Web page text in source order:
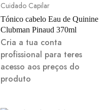
Cuidado Capilar
Tónico cabelo Eau de Quinine
Clubman Pinaud 370ml
Cria a tua conta
profissional para teres
acesso aos preços do
produto